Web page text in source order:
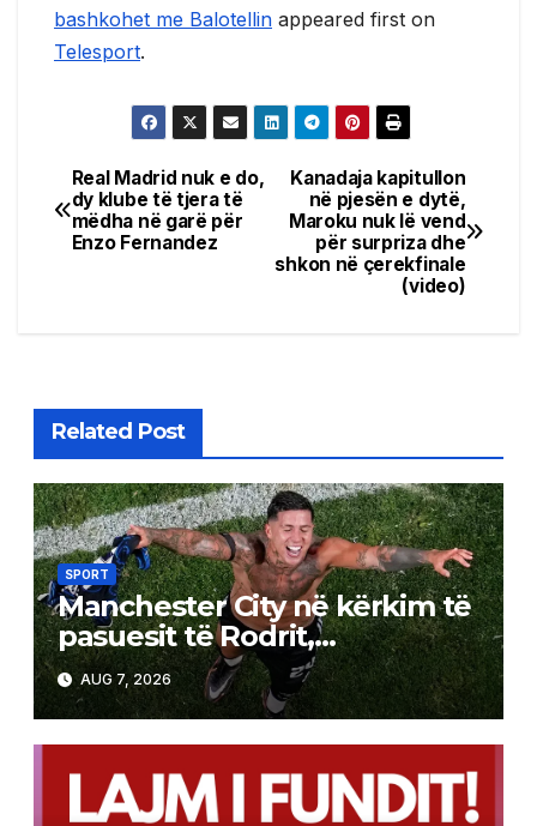
bashkohet me Balotellin appeared first on
Telesport.
Post
navigation
Kanadaja kapitullon
në pjesën e dytë,
Maroku nuk lë vend
për surpriza dhe
shkon në çerekfinale
(video)
Real Madrid nuk e do,
dy klube të tjera të
mëdha në garë për
Enzo Fernandez
Related Post
SPORT
Manchester City në kërkim të
pasuesit të Rodrit,
argjentinasi është objektivi
kryesor
AUG 7, 2026